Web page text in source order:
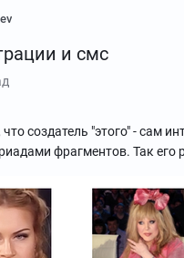
и смс
создатель "этого" - сам
фрагментов. Так его